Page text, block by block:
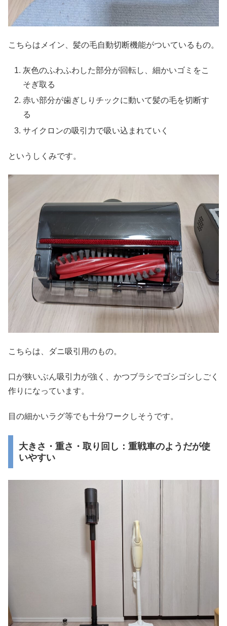
こちらはメイン、髪の毛自動切断機能がついているもの。
灰色のふわふわした部分が回転し、細かいゴミをこ
そぎ取る
赤い部分が歯ぎしりチックに動いて髪の毛を切断す
る
サイクロンの吸引力で吸い込まれていく
というしくみです。
こちらは、ダニ吸引用のもの。
口が狭いぶん吸引力が強く、かつブラシでゴシゴシしごく
作りになっています。
目の細かいラグ等でも十分ワークしそうです。
大きさ・重さ・取り回し：重戦車のようだが使
いやすい